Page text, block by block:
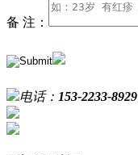
备 注：
电话： 153-2233-8929